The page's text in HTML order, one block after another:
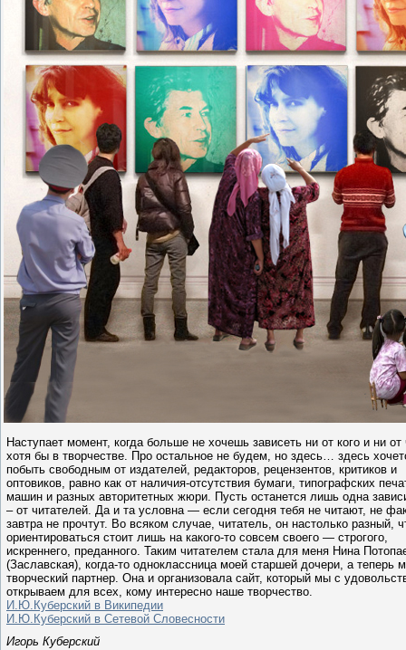
Наступает момент, когда больше не хочешь зависеть ни от кого и ни от
хотя бы в творчестве. Про остальное не будем, но здесь… здесь
побыть свободным от издателей, редакторов, рецензентов, критиков и
оптовиков, равно как от наличия-отсутствия бумаги, типографских
машин и разных авторитетных жюри. Пусть останется лишь одна
– от читателей. Да и та условна — если сегодня тебя не читают, не
завтра не прочтут. Во всяком случае, читатель, он настолько разный,
ориентироваться стоит лишь на какого-то совсем своего — строгого,
искреннего, преданного. Таким читателем стала для меня Нина
(Заславская), когда-то одноклассница моей старшей дочери, а теперь
творческий партнер. Она и организовала сайт, который мы с
открываем для всех, кому интересно наше творчество.
И.Ю.Куберский в Википедии
И.Ю.Куберский в Сетевой Словесности
Игорь Куберский